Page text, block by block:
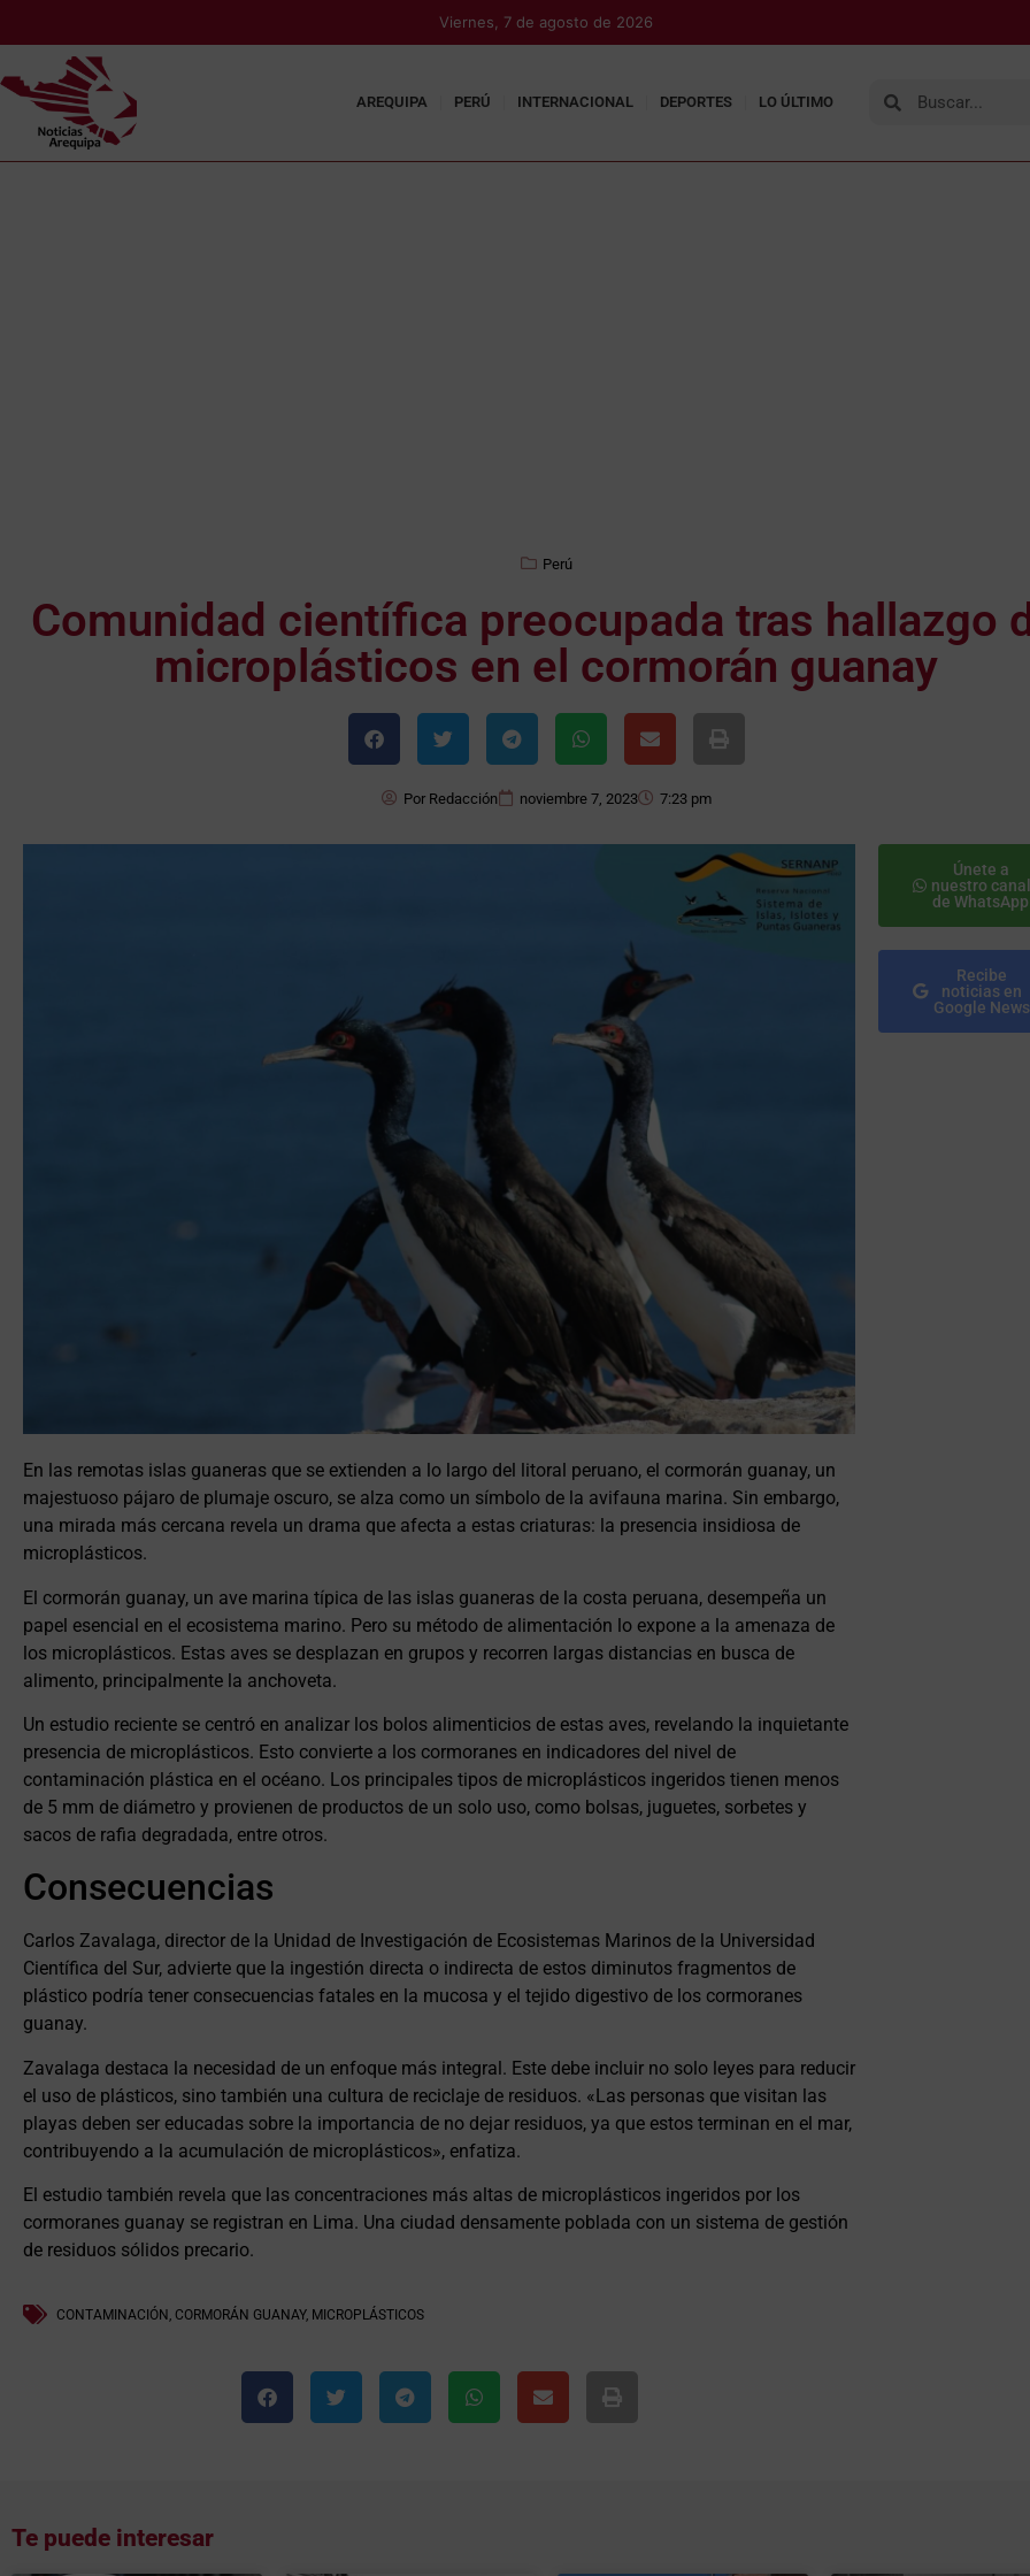
Viernes, 7 de agosto de 2026
AREQUIPA PERÚ INTERNACIONAL DEPORTES LO ÚLTIMO
Perú
Comunidad científica preocupada tras hallazgo
microplásticos en el cormorán guanay
PorRedacción noviembre 7, 2023 7:23 pm
En las remotas islas guaneras que se extienden a lo largo del litoral peruano, el cormorán guanay, un
majestuoso pájaro de plumaje oscuro, se alza como un símbolo de la avifauna marina. Sin embargo,
una mirada más cercana revela un drama que afecta a estas criaturas: la presencia insidiosa de
microplásticos.
El cormorán guanay, un ave marina típica de las islas guaneras de la costa peruana, desempeña un
papel esencial en el ecosistema marino. Pero su método de alimentación lo expone a la amenaza de
los microplásticos. Estas aves se desplazan en grupos y recorren largas distancias en busca de
alimento, principalmente la anchoveta.
Un estudio reciente se centró en analizar los bolos alimenticios de estas aves, revelando la inquietante
presencia de microplásticos. Esto convierte a los cormoranes en indicadores del nivel de
contaminación plástica en el océano. Los principales tipos de microplásticos ingeridos tienen menos
de 5 mm de diámetro y provienen de productos de un solo uso, como bolsas, juguetes, sorbetes y
sacos de rafia degradada, entre otros.
Consecuencias
Carlos Zavalaga, director de la Unidad de Investigación de Ecosistemas Marinos de la Universidad
Científica del Sur, advierte que la ingestión directa o indirecta de estos diminutos fragmentos de
plástico podría tener consecuencias fatales en la mucosa y el tejido digestivo de los cormoranes
guanay.
Zavalaga destaca la necesidad de un enfoque más integral. Este debe incluir no solo leyes para reducir
el uso de plásticos, sino también una cultura de reciclaje de residuos. «Las personas que visitan las
playas deben ser educadas sobre la importancia de no dejar residuos, ya que estos terminan en el mar,
contribuyendo a la acumulación de microplásticos», enfatiza.
El estudio también revela que las concentraciones más altas de microplásticos ingeridos por los
cormoranes guanay se registran en Lima. Una ciudad densamente poblada con un sistema de gestión
de residuos sólidos precario.
CONTAMINACIÓN CORMORÁN GUANAY, MICROPLÁSTICOS
Únete a
nuestro canal
de WhatsApp
Recibe
noticias en
Google News
Te puede interesar